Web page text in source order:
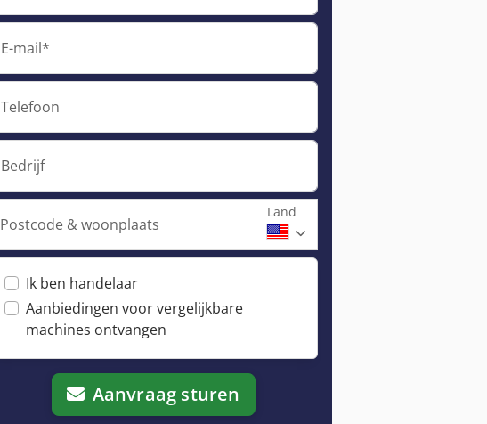
E-mail*
Telefoon
Bedrijf
Postcode & woonplaats
Land
Ik ben handelaar
Aanbiedingen voor vergelijkbare
machines ontvangen
Aanvraag sturen